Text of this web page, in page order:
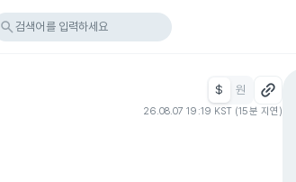
search 검색어를 입력하세요
$ 원
26.08.07 19:19 KST (15분 지연)